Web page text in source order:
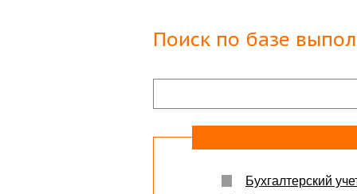
06.10.2017
Большое спасибо Вам и автору!!! Это
Поиск по базе
Бухгалтерский